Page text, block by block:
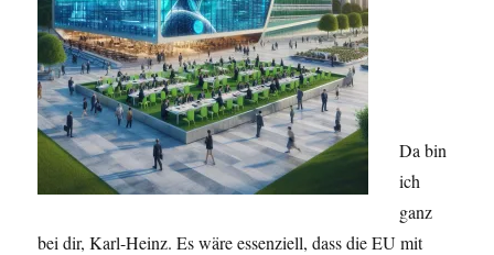
Da bin
ich
ganz
bei dir, Karl-Heinz.Es wäre essenziell, dass die EU mit